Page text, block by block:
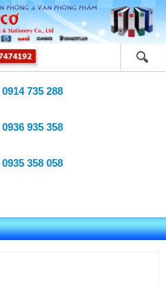
0914 735 288
0936 935 358
0935 358 058